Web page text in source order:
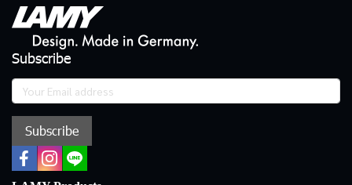
Subscribe
Subscribe